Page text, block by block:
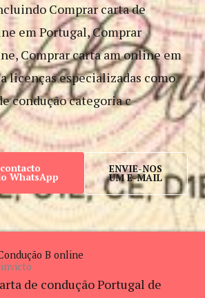
Comprar carta de
em Portugal, Comprar
Comprar carta am online em
licenças especializadas como
condução categoria c
WhatsApp
ENVIE-NOS
UM E-MAIL
B online
invicto
de condução Portugal de